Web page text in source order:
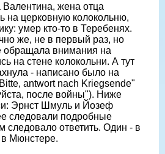
жена отца
на церковную колокольню,
умер кто-то в Теребенях.
же, не в первый раз, но
обращала внимания на
на стене колокольни. А тут
- написано было на
antwort nach Kriegsende"
после войны"). Ниже
Эрнст Шмуль и Йозеф
следовали подробные
следовало ответить. Один - в
в Мюнстере.